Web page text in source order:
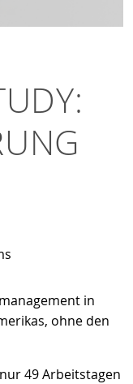
in
ohne den
49 Arbeitstagen